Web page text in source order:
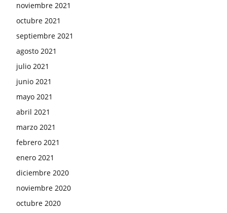
noviembre 2021
octubre 2021
septiembre 2021
agosto 2021
julio 2021
junio 2021
mayo 2021
abril 2021
marzo 2021
febrero 2021
enero 2021
diciembre 2020
noviembre 2020
octubre 2020